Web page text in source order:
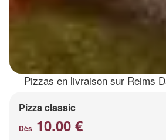
Pizzas en livraison sur Reims
Pizza classic
Dès 10.00 €